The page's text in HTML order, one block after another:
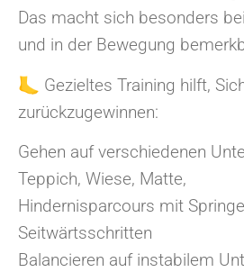
Das macht sich besonders
und in der Bewegung
🦶 Gezieltes Training hilft,
zurückzugewinnen:
Gehen auf verschiedenen
Teppich, Wiese, Matte,
Hindernisparcours mit
Seitwärtsschritten
Balancieren auf instabilem